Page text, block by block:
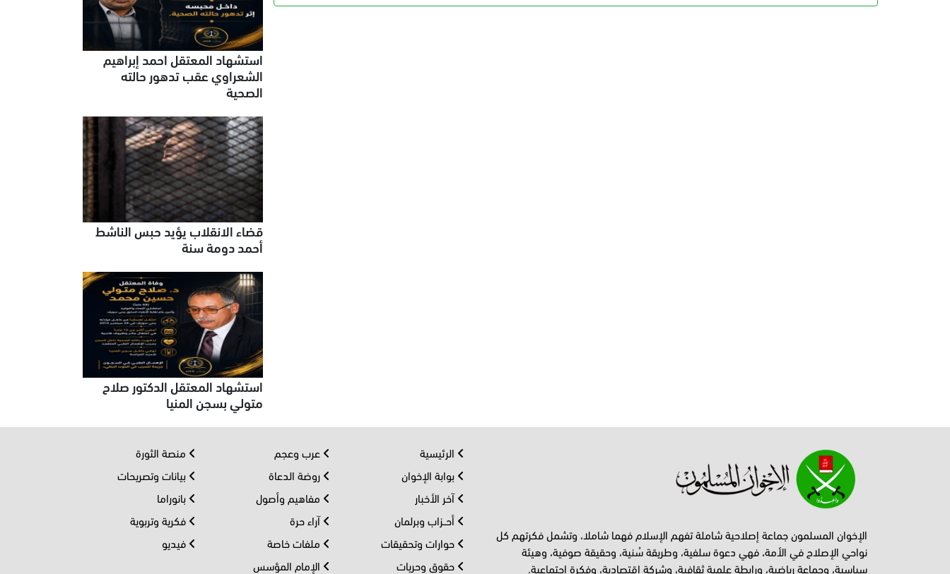
استشهاد المعتقل احمد إبراهيم
الشعراوي عقب تدهور حالته
الصحية
قضاء الانقلاب يؤيد حبس الناشط
أحمد دومة سنة
استشهاد المعتقل الدكتور صلاح
متولي بسجن المنيا
الإخوان المسلمون جماعة إصلاحية شاملة تفهم الإسلام فهما شاملا، وتشمل فكرتهم كل
نواحي الإصلاح في الأمة، فهي دعوة سلفية، وطريقة سُنية، وحقيقة صوفية، وهيئة
سياسية، وجماعة رياضية، ورابطة علمية ثقافية، وشركة اقتصادية، وفكرة اجتماعية.
الرئيسية
بوابة الإخوان
آخر الأخبار
أحــزاب وبرلمان
حوارات وتحقيقات
حقوق وحريات
عرب وعجم
روضة الدعاة
مفاهيم وأصول
آراء حرة
ملفات خاصة
الإمام المؤسس
منصة الثورة
بيانات وتصريحات
بانوراما
فكرية وتربوية
فيديو